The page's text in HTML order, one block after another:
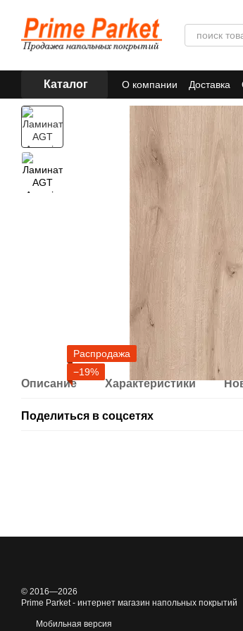
Каталог О компании Доставка
Распродажа
−19%
Описание Характеристики
Поделиться в соцсетях
© 2016—2026
Prime Parket - интернет магазин напольных покрытий
Мобильная версия